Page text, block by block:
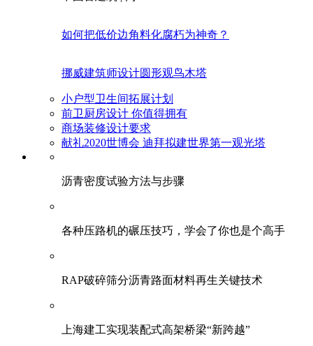
如何把低价边角料化腐朽为神奇？
挪威建筑师设计圆形观鸟木塔
小户型卫生间拓展计划
前卫厨房设计 你值得拥有
商场装修设计要求
献礼2020世博会 迪拜拟建世界第一观光塔
​沥青密度试验方法与步骤
各种压路机的碾压技巧，学会了你也是个高手
RAP破碎筛分沥青路面材料再生关键技术
上海建工实现装配式高架桥梁“新跨越”